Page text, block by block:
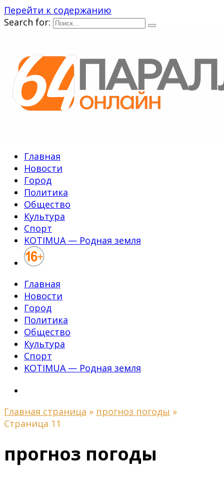
Перейти к содержанию
Search for:
Главная
Новости
Город
Политика
Общество
Культура
Спорт
KOTIMUA — Родная земля
Главная
Новости
Город
Политика
Общество
Культура
Спорт
KOTIMUA — Родная земля
Главная страница » прогноз погоды »
Страница 11
прогноз погоды